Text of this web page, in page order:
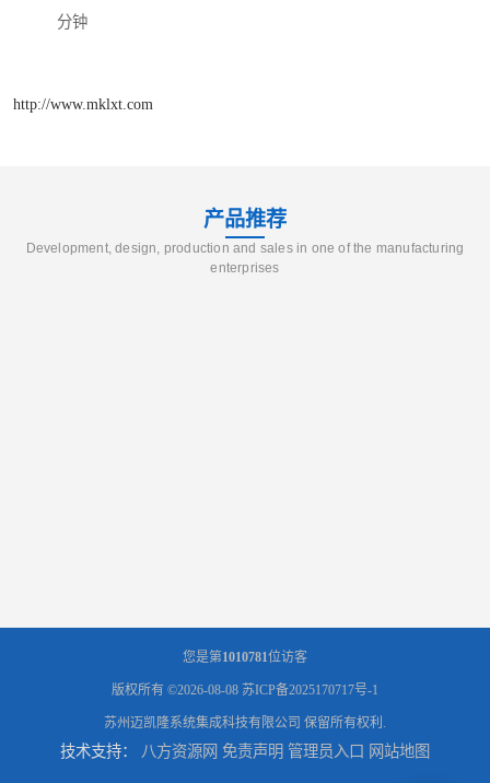
分钟
http://www.mklxt.com
产品推荐
Development, design, production and sales in one of the manufacturing
enterprises
您是第1010781位访客
版权所有 ©2026-08-08 苏ICP备2025170717号-1
苏州迈凯隆系统集成科技有限公司 保留所有权利.
技术支持： 八方资源网 免责声明 管理员入口 网站地图